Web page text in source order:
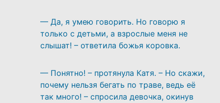
— Да, я умею говорить. Но говорю я
только с детьми, а взрослые меня не
слышат! – ответила божья коровка.
— Понятно! – протянула Катя. – Но скажи,
почему нельзя бегать по траве, ведь её
так много! – спросила девочка, окинув